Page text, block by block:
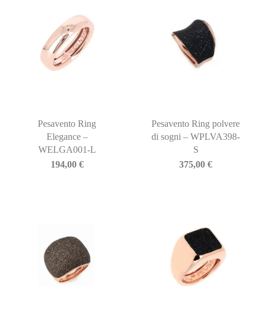
Pesavento Ring
Elegance –
WELGA001-L
194,00 €
Pesavento Ring polvere
di sogni – WPLVA398-
S
375,00€